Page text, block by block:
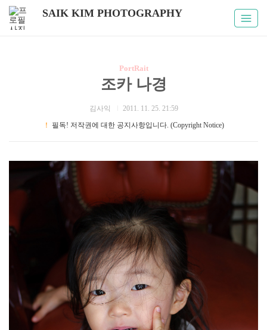
SAIK KIM PHOTOGRAPHY
PortRait
조카 나경
김사익
2011. 11. 25. 21:59
！
필독! 저작권에 대한 공지사항입니다. (Copyright Notice)